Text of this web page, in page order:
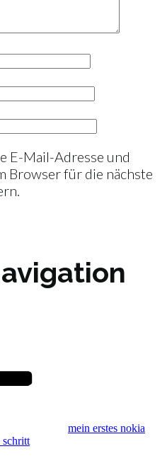
E-Mail-Adresse und
Browser für die nächste
mein erstes nokia
schritt